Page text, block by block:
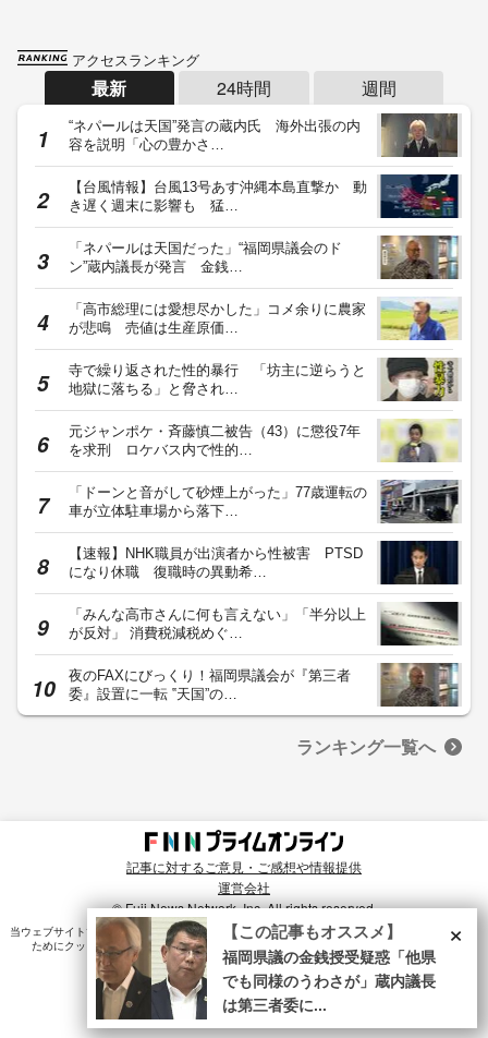
アクセスランキング
最新 24時間 週間
“ネパールは天国”発言の蔵内氏 海外出張の内
容を説明「心の豊かさ…
【台風情報】台風13号あす沖縄本島直撃か 動
き遅く週末に影響も 猛…
「ネパールは天国だった」“福岡県議会のド
ン”蔵内議長が発言 金銭…
「高市総理には愛想尽かした」コメ余りに農家
が悲鳴 売値は生産原価…
寺で繰り返された性的暴行 「坊主に逆らうと
地獄に落ちる」と脅され…
元ジャンポケ・斉藤慎二被告（43）に懲役7年
を求刑 ロケバス内で性的…
「ドーンと音がして砂煙上がった」77歳運転の
車が立体駐車場から落下…
【速報】NHK職員が出演者から性被害 PTSD
になり休職 復職時の異動希…
「みんな高市さんに何も言えない」「半分以上
が反対」 消費税減税めぐ…
夜のFAXにびっくり！福岡県議会が『第三者
委』設置に一転 ‟天国”の…
ランキング一覧へ
記事に対するご意見・ご感想や情報提供
運営会社
© Fuji News Network, Inc. All rights reserved.
当ウェブサイトでは、ユーザのニーズ・興味・関⼼に合致したコンテンツや広告配信を提供する
ためにクッキーを使⽤しています。詳細は、
プライバシーポリシー をご確認ください。×
【この記事もオススメ】
福岡県議の金銭授受疑惑「他県
でも同様のうわさが」蔵内議長
は第三者委に...